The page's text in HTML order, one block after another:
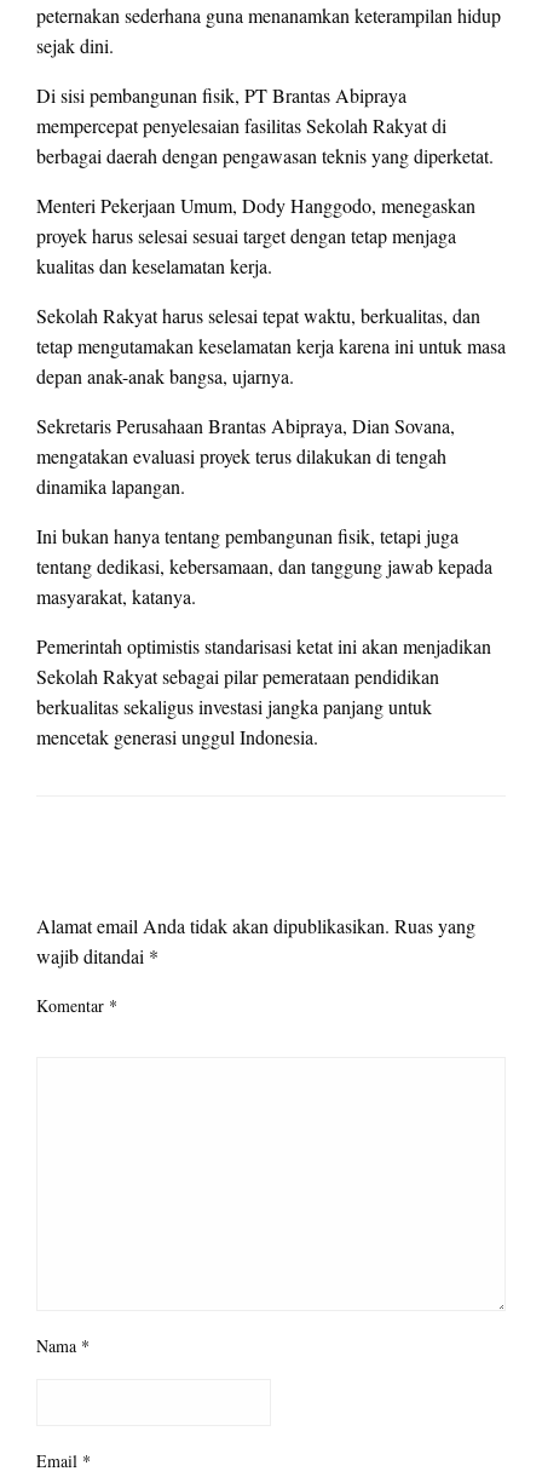
peternakan sederhana guna menanamkan keterampilan hidup
sejak dini.
Di sisi pembangunan fisik, PT Brantas Abipraya
mempercepat penyelesaian fasilitas Sekolah Rakyat di
berbagai daerah dengan pengawasan teknis yang diperketat.
Menteri Pekerjaan Umum, Dody Hanggodo, menegaskan
proyek harus selesai sesuai target dengan tetap menjaga
kualitas dan keselamatan kerja.
Sekolah Rakyat harus selesai tepat waktu, berkualitas, dan
tetap mengutamakan keselamatan kerja karena ini untuk masa
depan anak-anak bangsa, ujarnya.
Sekretaris Perusahaan Brantas Abipraya, Dian Sovana,
mengatakan evaluasi proyek terus dilakukan di tengah
dinamika lapangan.
Ini bukan hanya tentang pembangunan fisik, tetapi juga
tentang dedikasi, kebersamaan, dan tanggung jawab kepada
masyarakat, katanya.
Pemerintah optimistis standarisasi ketat ini akan menjadikan
Sekolah Rakyat sebagai pilar pemerataan pendidikan
berkualitas sekaligus investasi jangka panjang untuk
mencetak generasi unggul Indonesia.
Alamat email Anda tidak akan dipublikasikan. Ruas yang
wajib ditandai *
Komentar *
Nama *
Email *